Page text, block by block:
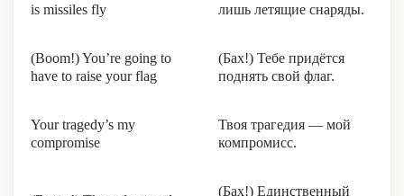
is missiles fly
лишь летящие снаряды.
(Boom!) You’re going to
have to raise your flag
(Бах!) Тебе придётся
поднять свой флаг.
Your tragedy’s my
compromise
Твоя трагедия — мой
компромисс.
(Бах!) Единственный